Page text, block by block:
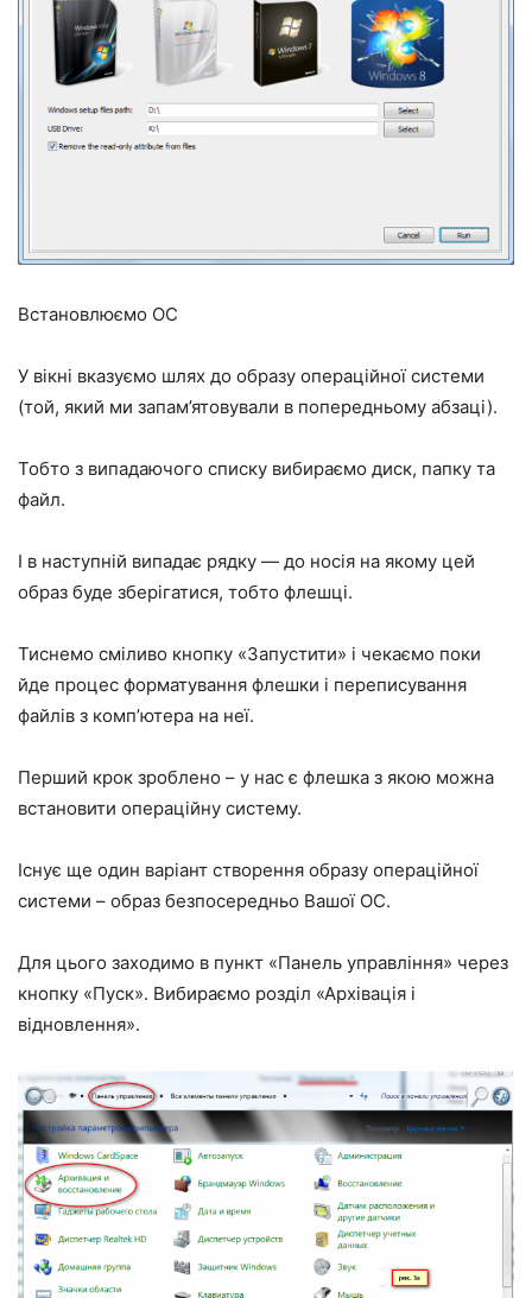
Встановлюємо ОС
У вікні вказуємо шлях до образу операційної системи
(той, який ми запам’ятовували в попередньому абзаці).
Тобто з випадаючого списку вибираємо диск, папку та
файл.
І в наступній випадає рядку — до носія на якому цей
образ буде зберігатися, тобто флешці.
Тиснемо сміливо кнопку «Запустити» і чекаємо поки
йде процес форматування флешки і переписування
файлів з комп’ютера на неї.
Перший крок зроблено – у нас є флешка з якою можна
встановити операційну систему.
Існує ще один варіант створення образу операційної
системи – образ безпосередньо Вашої ОС.
Для цього заходимо в пункт «Панель управління» через
кнопку «Пуск». Вибираємо розділ «Архівація і
відновлення».